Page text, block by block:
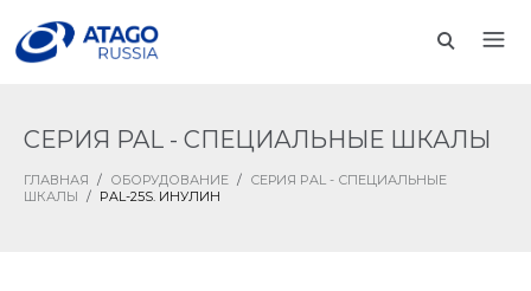
СЕРИЯ PAL - СПЕЦИАЛЬНЫЕ ШКАЛЫ
ГЛАВНАЯ / ОБОРУДОВАНИЕ / СЕРИЯ PAL - СПЕЦИАЛЬНЫЕ
ШКАЛЫ / PAL-25S. ИНУЛИН